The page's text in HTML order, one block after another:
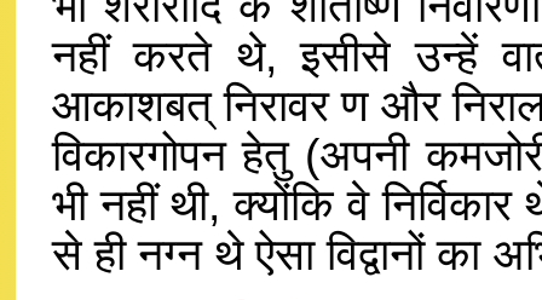
नहीं करते थे, इसीसे उन्हें
आकाशबत् निरावर ण और
विकारगोपन हेतु (अपनी
भी नहीं थी, क्योंकि वे
से ही नग्न थे ऐसा विद्वानों का